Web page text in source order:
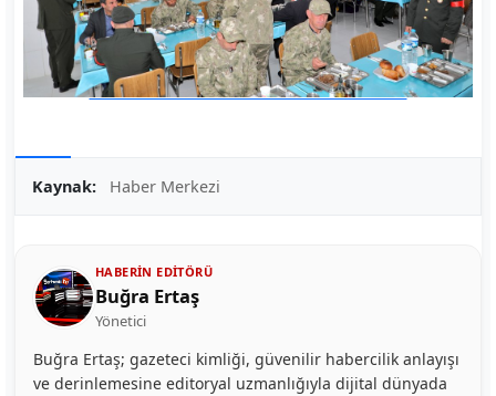
Kaynak: Haber Merkezi
HABERIN EDITÖRÜ
Buğra Ertaş
Yönetici
Buğra Ertaş; gazeteci kimliği, güvenilir habercilik anlayışı
ve derinlemesine editoryal uzmanlığıyla dijital dünyada